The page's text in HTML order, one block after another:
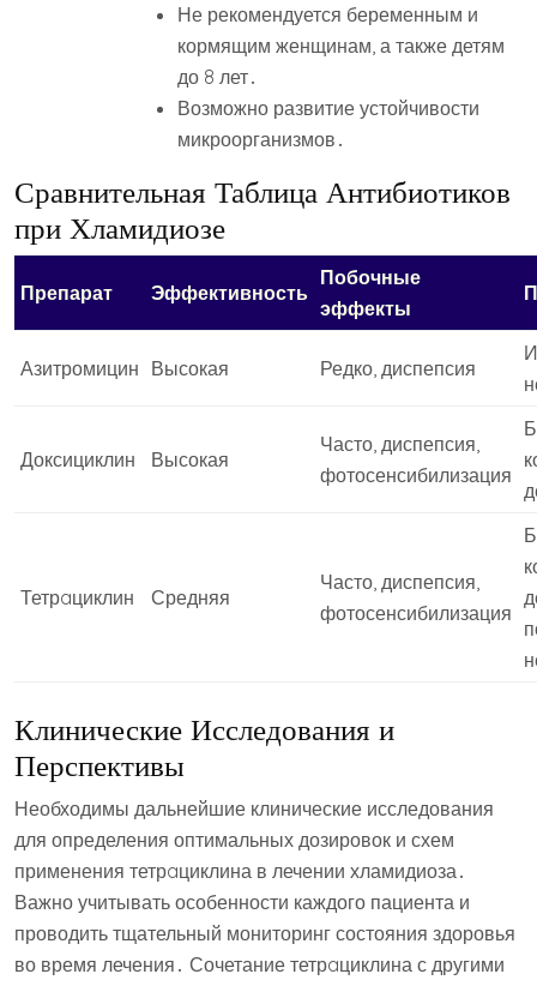
Не рекомендуется беременным и
кормящим женщинам, а также детям
до 8 лет․
Возможно развитие устойчивости
микроорганизмов․
Сравнительная Таблица Антибиотиков
при Хламидиозе
Препарат Эффективность
Побочные
эффекты
Азитромицин Высокая Редко, диспепсия
Доксициклин Высокая
Часто, диспепсия,
фотосенсибилизация
Тетрaциклин Средняя
Часто, диспепсия,
фотосенсибилизация
Клинические Исследования и
Перспективы
Необходимы дальнейшие клинические исследования
для определения оптимальных дозировок и схем
применения тетрaциклина в лечении хламидиоза․
Важно учитывать особенности каждого пациента и
проводить тщательный мониторинг состояния здоровья
во время лечения․ Сочетание тетрaциклина с другими